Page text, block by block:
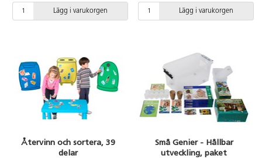
rätt. Färdigtryckta flanobilder.
Svensk sagotext ingår. Av FSC-
Lägg i varukorgen
trälåda 48x22,5x8,5 cm, skylt
43x10 cm. Från 3 år.
Lägg i varukorgen
Återvinn och sortera, 39
delar
Små Genier - Hållbar
utveckling, paket